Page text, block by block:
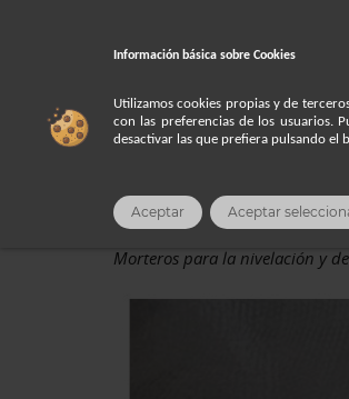
Información básica sobre Cookies
Utilizamos cookies propias y de
con las preferencias de los usuarios.
desactivar las que prefiera pulsando el
Aceptar Aceptar
Inicio Productos
Morteros para la nivelación y